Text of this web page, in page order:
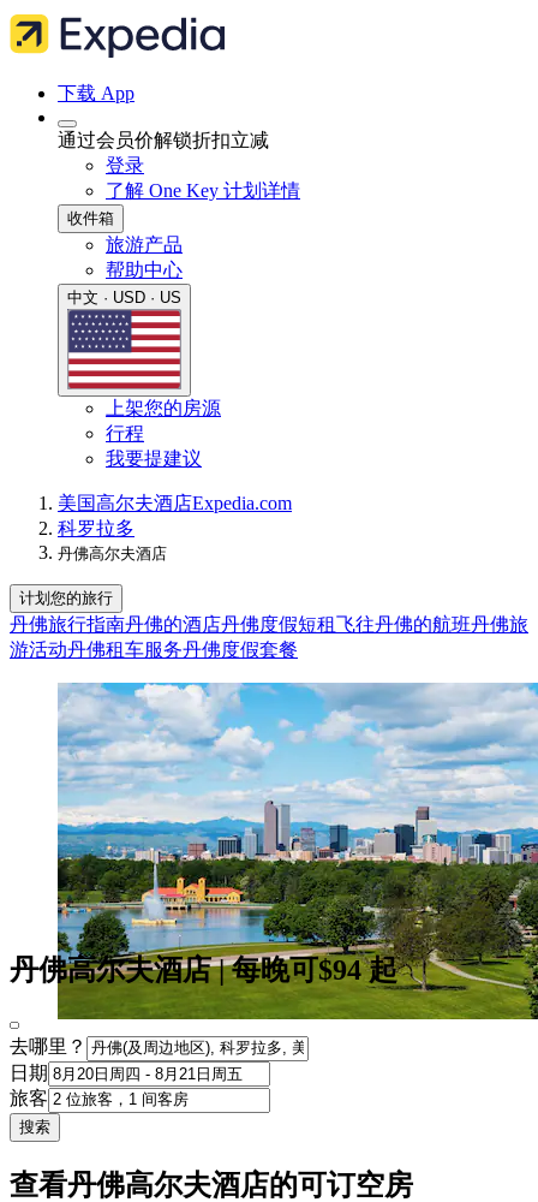
下载 App
通过会员价解锁折扣立减
登录
了解 One Key 计划详情
收件箱
旅游产品
帮助中心
中文 · USD · US
上架您的房源
行程
我要提建议
美国高尔夫酒店Expedia.com
科罗拉多
丹佛高尔夫酒店​
计划您的旅行
丹佛旅行指南丹佛的酒店丹佛度假短租飞往丹佛的航班丹佛旅
游活动丹佛租车服务丹佛度假套餐
丹佛高尔夫酒店 | 每晚可$94 起
去哪里？
日期
旅客
搜索
查看丹佛高尔夫酒店的可订空房